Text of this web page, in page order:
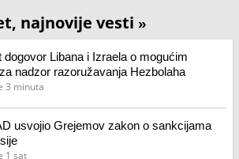
najnovije vesti »
dogovor Libana i Izraela o mogućim
nadzor razoružavanja Hezbolaha
3 minuta
usvojio Grejemov zakon o sankcijama
1 sat